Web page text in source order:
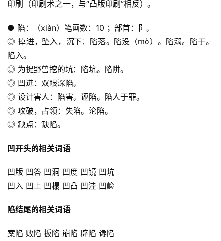
印刷（印刷术之一，与“凸版印刷”相反）。
● 陷：（xiàn）笔画数：10 ；部首：阝。
◎ 掉进，坠入，沉下：陷落。陷没（mò）。陷溺。陷于。
陷入。
◎ 为捉野兽挖的坑：陷坑。陷阱。
◎ 凹进：双眼深陷。
◎ 设计害人：陷害。诬陷。陷人于罪。
◎ 攻破，占领：失陷。沦陷。
◎ 缺点：缺陷。
凹开头的相关词语
凹版 凹答 凹洞 凹度 凹镜 凹坑
凹入 凹上 凹榻 凹凸 凹洼 凹崄
陷结尾的相关词语
案陷 败陷 扳陷 崩陷 辟陷 谗陷